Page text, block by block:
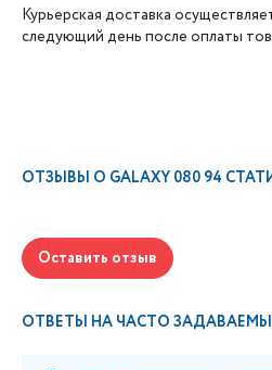
Курьерская доставка
следующий день после оплаты
ОТЗЫВЫ О GALAXY 080 94
Оставить отзыв
ОТВЕТЫ НА ЧАСТО